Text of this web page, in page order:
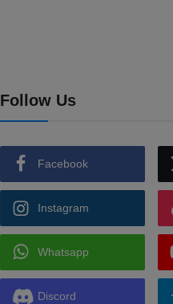
Follow Us
Facebook
Instagram
Whatsapp
Discord